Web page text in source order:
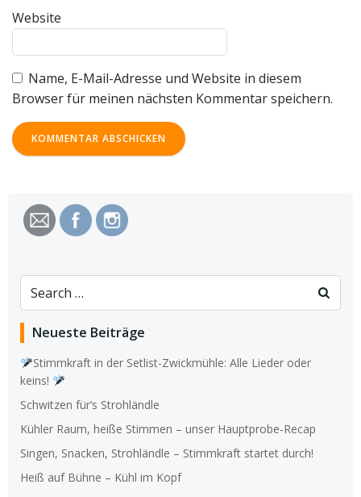
Website
Name, E-Mail-Adresse und Website in diesem
Browser für meinen nächsten Kommentar speichern.
Search
for:
Neueste Beiträge
Stimmkraft in der Setlist-Zwickmühle: Alle Lieder oder
keins!
Schwitzen für’s Strohländle
Kühler Raum, heiße Stimmen – unser Hauptprobe-Recap
Singen, Snacken, Strohländle – Stimmkraft startet durch!
Heiß auf Bühne – Kühl im Kopf